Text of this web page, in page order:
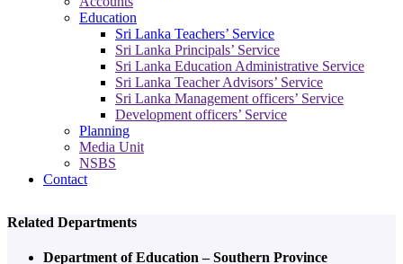
Education
Sri Lanka Teachers’ Service
Sri Lanka Principals’ Service
Sri Lanka Education Administrative Service
Sri Lanka Teacher Advisors’ Service
Sri Lanka Management officers’ Service
Development officers’ Service
Planning
Media Unit
NSBS
Contact
Related Departments
Department of Education – Southern Province